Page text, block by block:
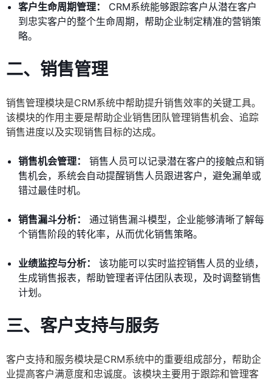
客户生命周期管理：
CRM系统能够跟踪客户从潜在客户
到忠实客户的整个生命周期，帮助企业制定精准的营销策
略。
二、销售管理
销售管理模块是CRM系统中帮助提升销售效率的关键工具。
该模块的作用主要是帮助企业销售团队管理销售机会、追踪
销售进度以及实现销售目标的达成。
销售机会管理：
销售人员可以记录潜在客户的接触点和销
售机会，系统会自动提醒销售人员跟进客户，避免漏单或
错过最佳时机。
销售漏斗分析：
通过销售漏斗模型，企业能够清晰了解每
个销售阶段的转化率，从而优化销售策略。
业绩监控与分析：
该功能可以实时监控销售人员的业绩，
生成销售报表，帮助管理者评估团队表现，及时调整销售
计划。
三、客户支持与服务
客户支持和服务模块是CRM系统中的重要组成部分，帮助企
业提高客户满意度和忠诚度。该模块主要用于跟踪和管理客